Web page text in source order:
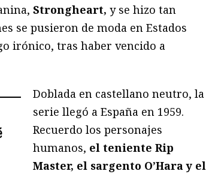
Strongheart, y se hizo tan
se pusieron de moda en Estados
irónico, tras haber vencido a
Doblada en castellano neutro, la
serie llegó a España en 1959.
Recuerdo los personajes
humanos, el teniente Rip
Master, el sargento O’Hara y el